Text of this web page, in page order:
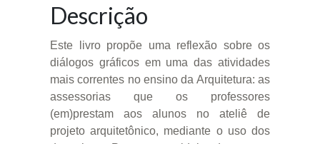
Descrição
Este livro propõe uma reflexão sobre os
diálogos gráficos em uma das atividades
mais correntes no ensino da Arquitetura: as
assessorias que os professores
(em)prestam aos alunos no ateliê de
projeto arquitetônico, mediante o uso dos